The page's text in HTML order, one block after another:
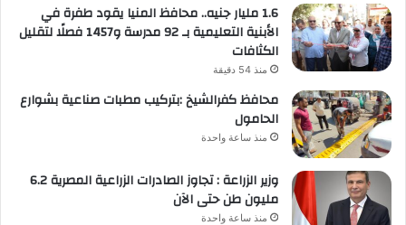
1.6 مليار جنيه.. محافظ المنيا يقود طفرة في
الأبنية التعليمية بـ 92 مدرسة و1457 فصلًا لتقليل
الكثافات
منذ 54 دقيقة
محافظ كفرالشيخ :بتركيب مطبات صناعية بشوارع
الحامول
منذ ساعة واحدة
وزير الزراعة : تجاوز الصادرات الزراعية المصرية 6.2
مليون طن حتى الآن
منذ ساعة واحدة